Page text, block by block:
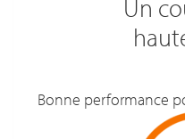
Un
Bonne performance